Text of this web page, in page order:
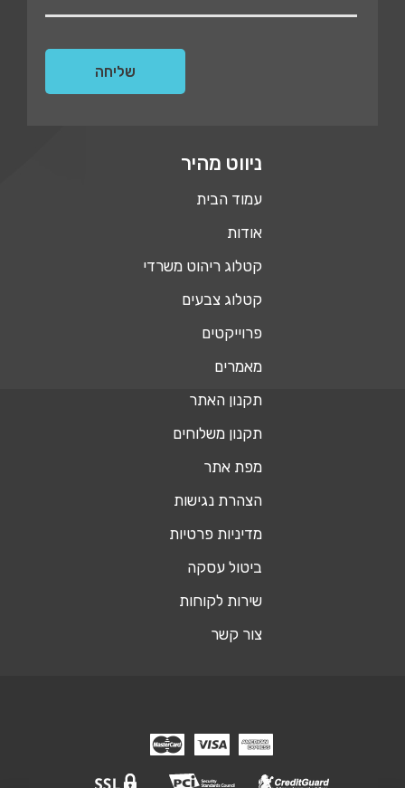
ניווט מהיר
עמוד הבית
אודות
קטלוג ריהוט משרדי
קטלוג צבעים
פרוייקטים
מאמרים
תקנון האתר
תקנון משלוחים
מפת אתר
הצהרת נגישות
מדיניות פרטיות
ביטול עסקה
שירות לקוחות
צור קשר